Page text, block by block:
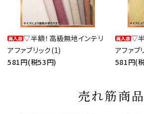
▽半額！高級無地インテリ
アファブリック(1)
581円(税53円)
▽半
アファブ
581円(
売れ筋商品